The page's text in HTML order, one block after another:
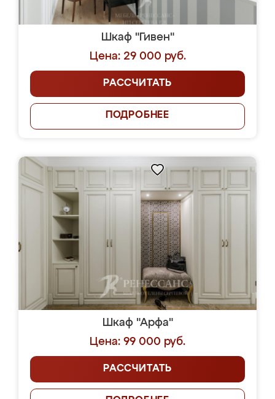
Шкаф "Гивен"
Цена: 29 000 руб.
РАССЧИТАТЬ
ПОДРОБНЕЕ
Шкаф "Арфа"
Цена: 99 000 руб.
РАССЧИТАТЬ